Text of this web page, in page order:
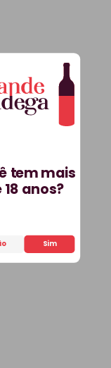
tem mais
18 anos?
Sim